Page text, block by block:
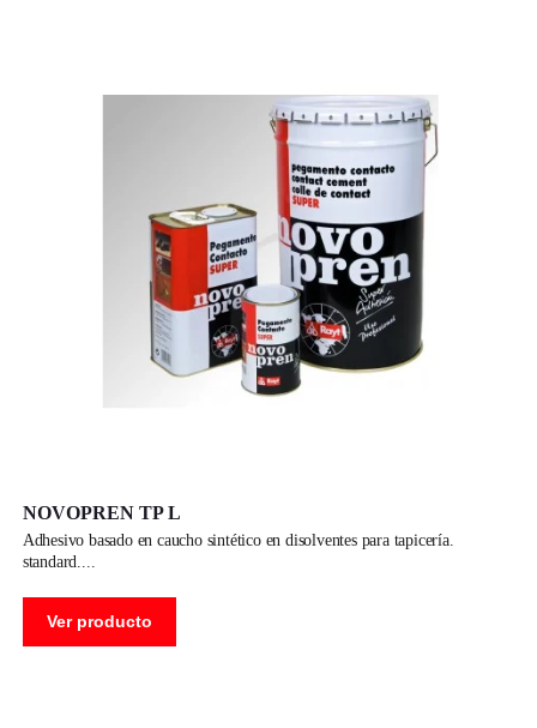
NOVOPREN TP L
adhesivo basado en caucho sintético en disolventes para tapicería.
standard.
Ver producto